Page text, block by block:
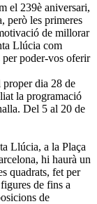
el 239è aniversari,
però les primeres
de millorar
Llúcia com
poder-vos oferir
proper dia 28 de
la programació
Del 5 al 20 de
Llúcia, a la Plaça
hi haurà un
quadrats, fet per
de fins a
de